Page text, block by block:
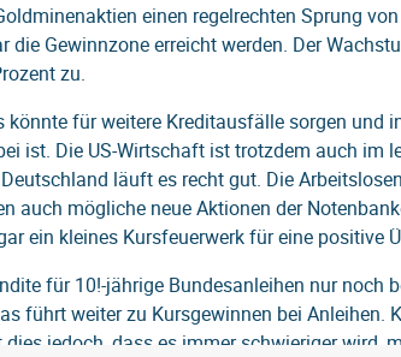
einen regelrechten Sprung
Gewinnzone erreicht werden. Der
zu.
für weitere Kreditausfälle sorgen und
ist. Die US-Wirtschaft ist trotzdem auch im
läuft es recht gut. Die
auch mögliche neue Aktionen der
ein kleines Kursfeuerwerk für eine positive
für 10!-jährige Bundesanleihen nur noch
führt weiter zu Kursgewinnen bei Anleihen.
jedoch, dass es immer schwieriger wird,